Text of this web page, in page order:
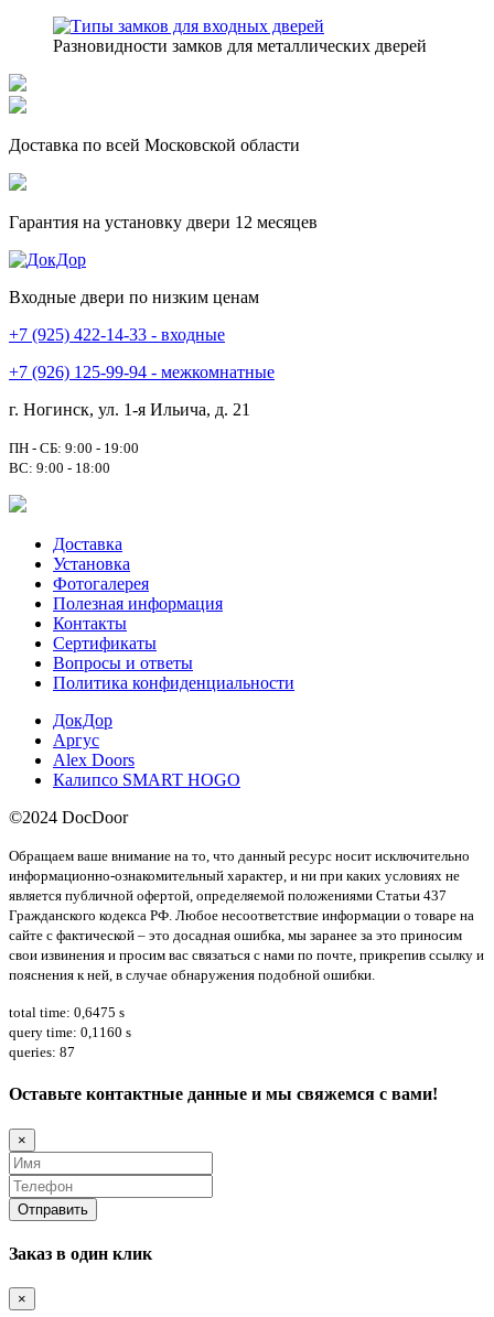
Разновидности замков для металлических дверей
Доставка по всей Московской области
Гарантия на установку двери 12 месяцев
Входные двери по низким ценам
+7 (925) 422-14-33 - входные
+7 (926) 125-99-94 - межкомнатные
г. Ногинск, ул. 1-я Ильича, д. 21
ПН - СБ: 9:00 - 19:00
ВС: 9:00 - 18:00
Доставка
Установка
Фотогалерея
Полезная информация
Контакты
Сертификаты
Вопросы и ответы
Политика конфиденциальности
ДокДор
Аргус
Alex Doors
Калипсо SMART HOGO
©2024 DocDoor
Обращаем ваше внимание на то, что данный ресурс носит исключительно
информационно-ознакомительный характер, и ни при каких условиях не
является публичной офертой, определяемой положениями Статьи 437
Гражданского кодекса РФ. Любое несоответствие информации о товаре на
сайте с фактической – это досадная ошибка, мы заранее за это приносим
свои извинения и просим вас связаться с нами по почте, прикрепив ссылку и
пояснения к ней, в случае обнаружения подобной ошибки.
total time: 0,6475 s
query time: 0,1160 s
queries: 87
Оставьте контактные данные и мы свяжемся с вами!
×
Заказ в один клик
×